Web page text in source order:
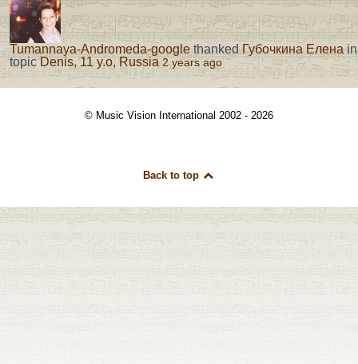
Tumannaya-Andromeda-googlethankedГубочкина Еленаin
topicDenis, 11 y.o, Russia 2 years ago
© Music Vision International 2002 - 2026
Back to top